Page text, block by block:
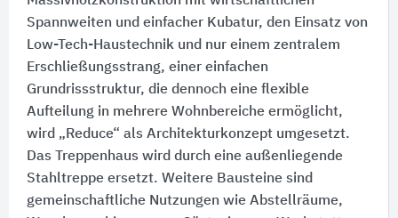
Spannweiten und einfacher Kubatur, den Einsatz von
Low-Tech-Haustechnik und nur einem zentralem
Erschließungsstrang, einer einfachen
Grundrissstruktur, die dennoch eine flexible
Aufteilung in mehrere Wohnbereiche ermöglicht,
wird „Reduce“ als Architekturkonzept umgesetzt.
Das Treppenhaus wird durch eine außenliegende
Stahltreppe ersetzt. Weitere Bausteine sind
gemeinschaftliche Nutzungen wie Abstellräume,